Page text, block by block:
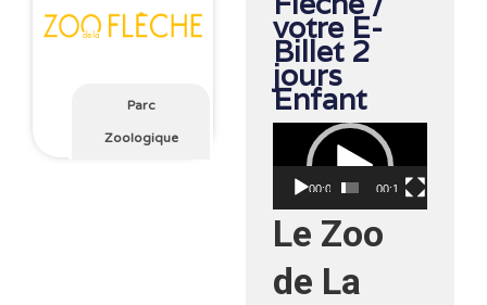
Parc
Zoologique
votre E-
Billet 2
jours
Enfant
Lecteur
vidéo
00:00 00:15
Le Zoo
de La